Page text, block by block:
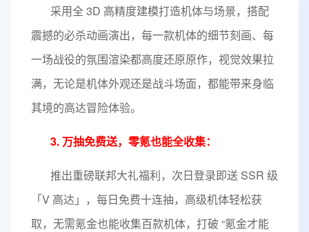
采用全 3D 高精度建模打造机体与场景，搭配
震撼的必杀动画演出，每一款机体的细节刻画、每
一场战役的氛围渲染都高度还原原作，视觉效果拉
满，无论是机体外观还是战斗场面，都能带来身临
其境的高达冒险体验。
3. 万抽免费送，零氪也能全收集：
推出重磅联邦大礼福利，次日登录即送 SSR 级
「V 高达」，每日免费十连抽，高级机体轻松获
取，无需氪金也能收集百款机体，打破 “氪金才能